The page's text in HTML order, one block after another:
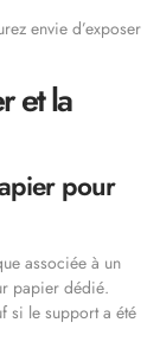
envie d’exposer
et la
pour
associée à un
papier dédié.
si le support a été